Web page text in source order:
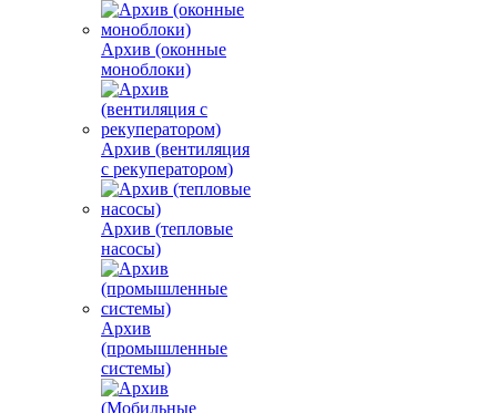
Архив (оконные
моноблоки)
Архив (вентиляция
с рекуператором)
Архив (тепловые
насосы)
Архив
(промышленные
системы)